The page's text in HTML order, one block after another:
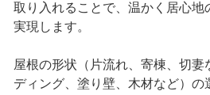
取り入れることで、温かく居心地
実現します。
屋根の形状（片流れ、寄棟、切妻
ディング、塗り壁、木材など）の